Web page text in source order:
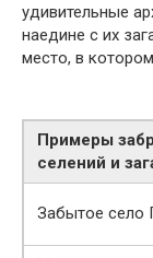
удивительные
наедине с их
место, в
Примеры
селений и
Забытое село